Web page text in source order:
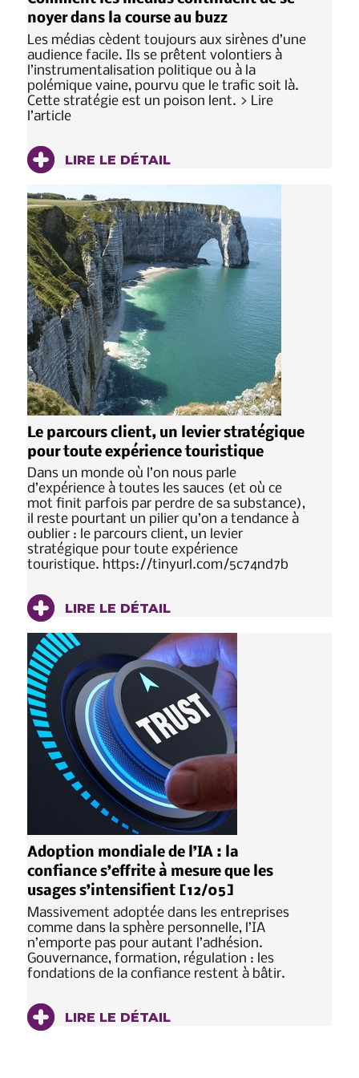
noyer dans la course au buzz
Les médias cèdent toujours aux sirènes d’une
audience facile. Ils se prêtent volontiers à
l’instrumentalisation politique ou à la
polémique vaine, pourvu que le trafic soit là.
Cette stratégie est un poison lent. > Lire
l’article
LIRE LE DÉTAIL
Le parcours client, un levier stratégique
pour toute expérience touristique
Dans un monde où l’on nous parle
d’expérience à toutes les sauces (et où ce
mot finit parfois par perdre de sa substance),
il reste pourtant un pilier qu’on a tendance à
oublier : le parcours client, un levier
stratégique pour toute expérience
touristique. https://tinyurl.com/5c74nd7b
LIRE LE DÉTAIL
Adoption mondiale de l’IA : la
confiance s’effrite à mesure que les
usages s’intensifient [12/05]
Massivement adoptée dans les entreprises
comme dans la sphère personnelle, l’IA
n’emporte pas pour autant l’adhésion.
Gouvernance, formation, régulation : les
fondations de la confiance restent à bâtir.
LIRE LE DÉTAIL